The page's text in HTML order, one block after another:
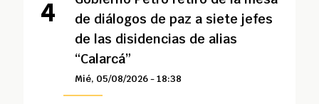
de diálogos de paz a siete jefes
de las disidencias de alias
“Calarcá”
Mié, 05/08/2026 - 18:38